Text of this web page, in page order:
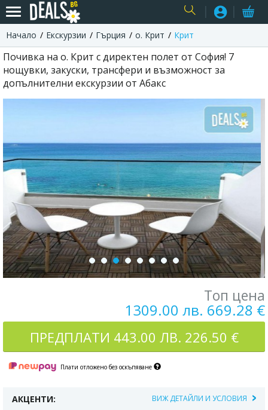
Начало Екскурзии Гърция о. Крит Крит
Почивка на о. Крит с директен полет от София! 7
нощувки, закуски, трансфери и възможност за
допълнителни екскурзии от Абакс
Топ цена
1309.00 лв. 669.28 €
ПРЕДПЛАТИ 443.00 ЛВ. 226.50 €
Плати отложено без оскъпяване
АКЦЕНТИ: ВИЖ ДЕТАЙЛИ И УСЛОВИЯ